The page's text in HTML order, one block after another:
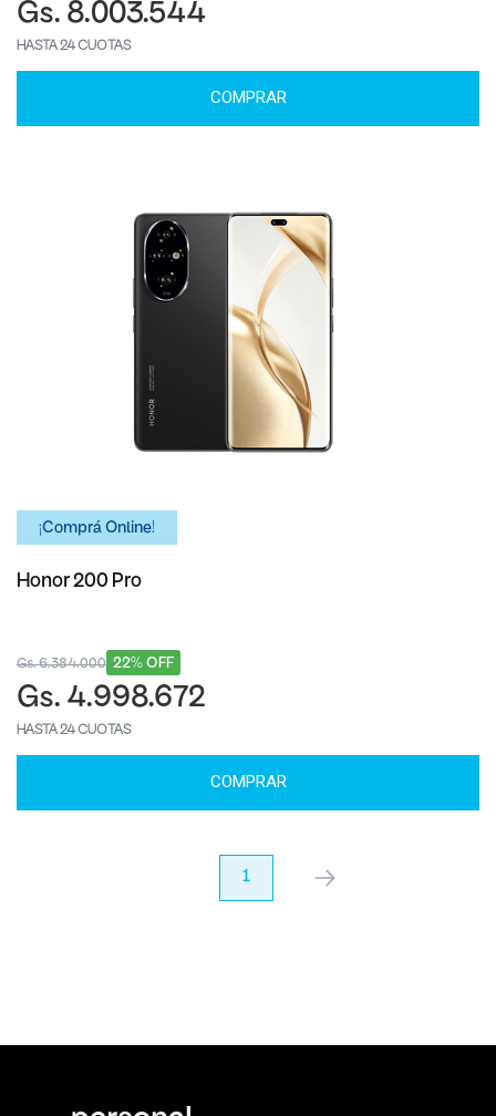
Gs. 8.003.544
HASTA 24 CUOTAS
COMPRAR
¡Comprá Online!
Honor 200 Pro
22% OFF
Gs. 6.384.000
Gs. 4.998.672
HASTA 24 CUOTAS
COMPRAR
1 próximo